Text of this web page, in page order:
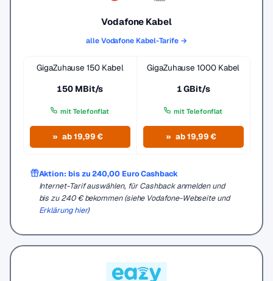
Vodafone Kabel
alle Vodafone Kabel-Tarife →
GigaZuhause 150 Kabel
150 MBit/s
mit Telefonflat
ab 19,99 €
GigaZuhause 1000 Kabel
1 GBit/s
mit Telefonflat
ab 19,99 €
Aktion: bis zu 240,00 Euro Cashback
Internet-Tarif auswählen, für Cashback anmelden und
bis zu 240 € bekommen (siehe Vodafone-Webseite und
Erklärung hier)